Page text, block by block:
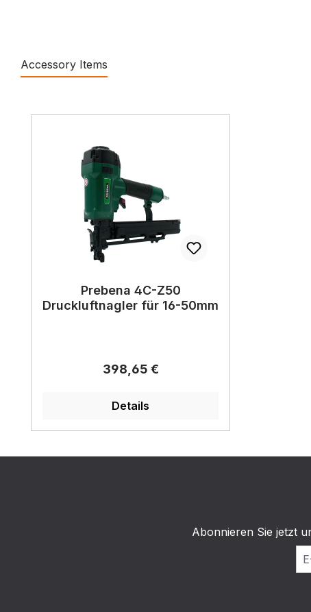
Accessory Items
Prebena 4C-Z50
Druckluftnagler für 16-50mm
Regulärer Preis:
398,65 €
Details
Abonnieren Sie jetzt